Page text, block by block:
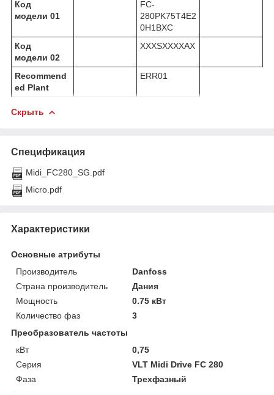
Код
модели 01
FC-
280PK75T4E2
0H1BXC
Код
модели 02
XXXSXXXXAX
Recommend
ed Plant
ERR01
Скрыть
Спецификация
Midi_FC280_SG.pdf
Micro.pdf
Характеристики
Основные атрибуты
Производитель
Danfoss
Страна производитель
Дания
Мощность
0.75 кВт
Количество фаз
3
Преобразователь частоты
кВт
0,75
Серия
VLT Midi Drive FC 280
Фаза
Трехфазный